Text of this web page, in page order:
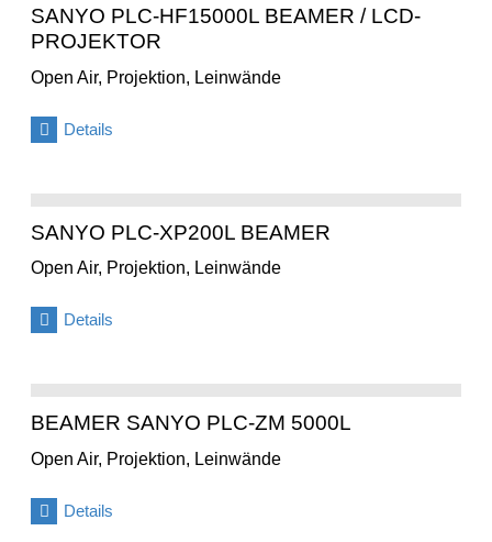
SANYO PLC-HF15000L BEAMER / LCD-
PROJEKTOR
Open Air, Projektion, Leinwände
Details
SANYO PLC-XP200L BEAMER
Open Air, Projektion, Leinwände
Details
BEAMER SANYO PLC-ZM 5000L
Open Air, Projektion, Leinwände
Details